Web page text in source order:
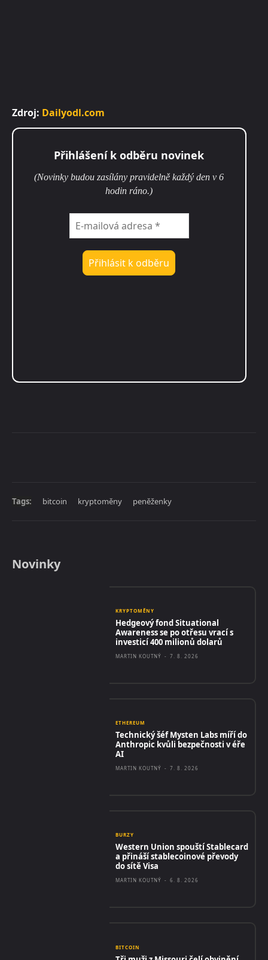
Zdroj: Dailyodl.com
Přihlášení k odběru novinek
(Novinky budou zasílány pravidelně každý den v 6
hodin ráno.)
Tags: bitcoin kryptoměny peněženky
Novinky
KRYPTOMĚNY
Hedgeový fond Situational
Awareness se po otřesu vrací s
investicí 400 milionů dolarů
MARTIN KOUTNÝ - 7. 8. 2026
ETHEREUM
Technický šéf Mysten Labs míří do
Anthropic kvůli bezpečnosti v éře
AI
MARTIN KOUTNÝ - 7. 8. 2026
BURZY
Western Union spouští Stablecard
a přináší stablecoinové převody
do sítě Visa
MARTIN KOUTNÝ - 6. 8. 2026
BITCOIN